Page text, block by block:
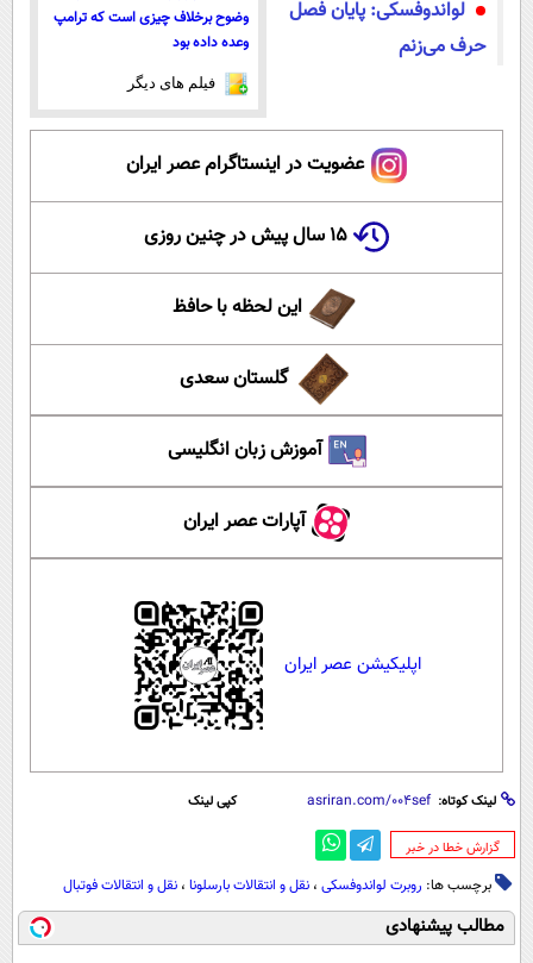
لواندوفسکی: پایان فصل
حرف می‌زنم
وضوح برخلاف چیزی است که ترامپ
وعده داده بود
فیلم های دیگر
عضویت در اینستاگرام عصر ایران
۱۵ سال پیش در چنین روزی
این لحظه با حافظ
گلستان سعدی
آموزش زبان انگلیسی
آپارات عصر ایران
اپلیکیشن عصر ایران
لینک کوتاه: کپی لینک
‌گزارش خطا در خبر
برچسب ها: روبرت لواندوفسکی ، نقل و انتقالات بارسلونا ، نقل و انتقالات فوتبال
مطالب پیشنهادی